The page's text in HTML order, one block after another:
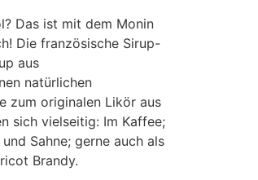
Das ist mit dem Monin
Die französische Sirup-
aus
natürlichen
zum originalen Likör aus
sich vielseitig: Im Kaffee;
Sahne; gerne auch als
Brandy.